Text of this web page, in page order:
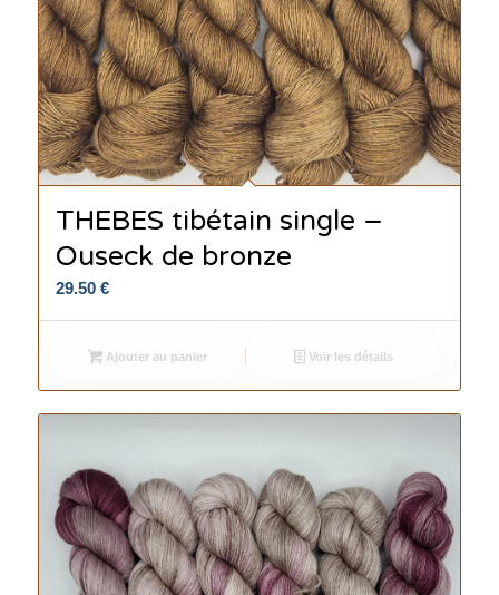
THEBES tibétain single –
Ouseck de bronze
29.50 €
Ajouter au panier Voir les détails